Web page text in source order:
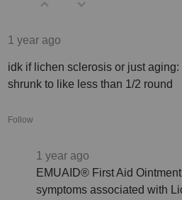
1 year ago
idk if lichen sclerosis or just
shrunk to like less than 1/2 round
Follow
1 year ago
EMUAID® First Aid
symptoms associated with